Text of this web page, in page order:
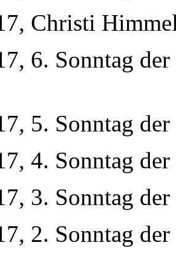
Christi
6. Sonntag
5. Sonntag
4. Sonntag
3. Sonntag
2. Sonntag